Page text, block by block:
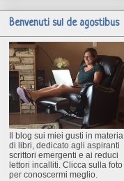
Benvenuti sul de agostibus
Il blog sui miei gusti in materia
di libri, dedicato agli aspiranti
scrittori emergenti e ai reduci
lettori incalliti. Clicca sulla foto
per conoscermi meglio.